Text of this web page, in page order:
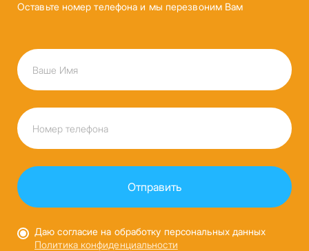
Оставьте номер телефона и мы перезвоним Вам
Даю согласие на обработку персональных данных
Политика конфиденциальности